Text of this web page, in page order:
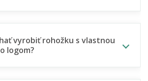
vyrobiť rohožku s vlastnou
logom?